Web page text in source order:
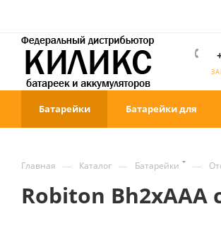
Батарейки Батарейки для
Главная — Каталог — Батарейки —
Robiton